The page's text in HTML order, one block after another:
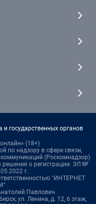
государственных органов
(18+)
по надзору в сфере связи,
(Роскомнадзор)
решения о регистрации: ЭЛ №
г.
"ИНТЕРНЕТ
Павлович
ул. Ленина, д. 12, 6 этаж,